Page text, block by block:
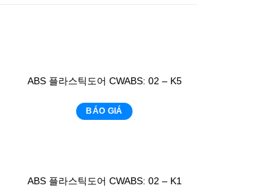
ABS 플라스틱도어 CWABS: 02 – K5
BÁO GIÁ
ABS 플라스틱도어 CWABS: 02 – K1